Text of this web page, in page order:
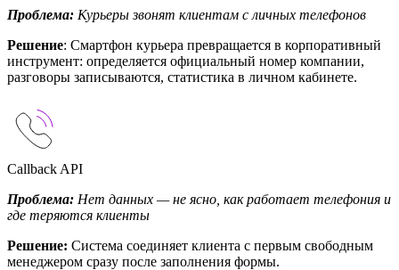
Проблема: Курьеры звонят клиентам с личных телефонов
Решение: Смартфон курьера превращается в корпоративный
инструмент: определяется официальный номер компании,
разговоры записываются, статистика в личном кабинете.
Callback API
Проблема: Нет данных — не ясно, как работает телефония и
где теряются клиенты
Решение: Система соединяет клиента с первым свободным
менеджером сразу после заполнения формы.